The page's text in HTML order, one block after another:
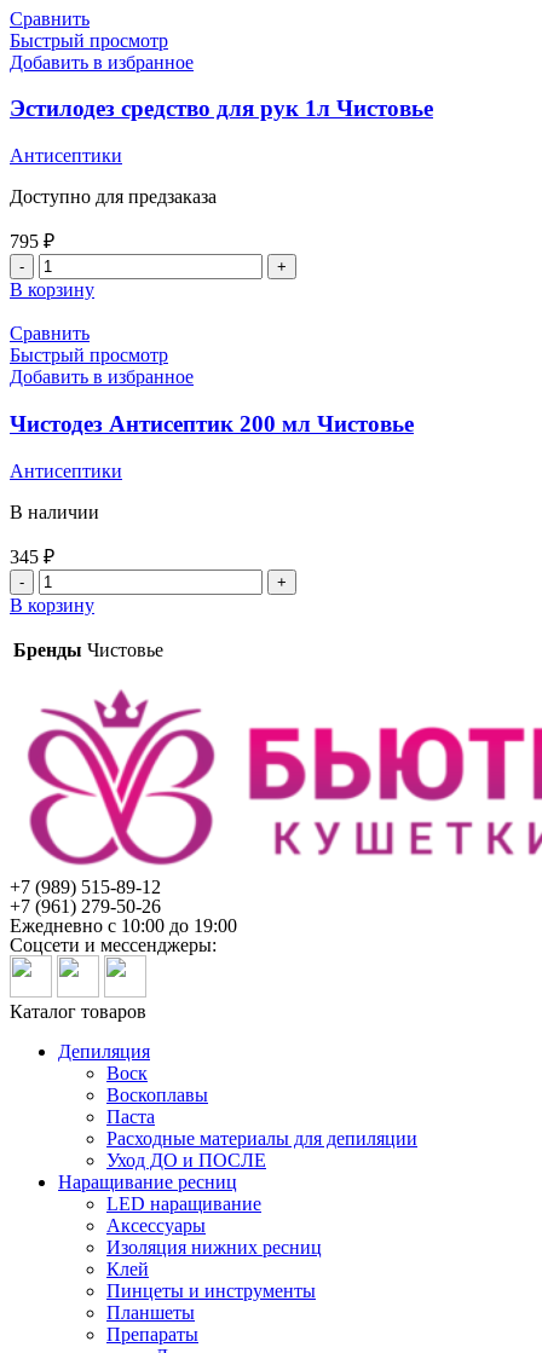
200
мл
Чистовье
Сравнить
Быстрый просмотр
Добавить в избранное
Эстилодез средство для рук 1л Чистовье
Антисептики
Доступно для предзаказа
795 ₽
Количество
товара
средство
для
рук
Чистовье
В корзину
Сравнить
Быстрый просмотр
Добавить в избранное
Чистодез Антисептик 200 мл Чистовье
Антисептики
В наличии
345 ₽
Количество
товара
Антисептик
200
Чистовье
В корзину
Бренды Чистовье
+7 (989) 515-89-12
+7 (961) 279-50-26
Ежедневно с 10:00 до 19:00
Соцсети и мессенджеры:
Каталог товаров
Депиляция
Воск
Воскоплавы
Паста
Расходные материалы для депиляции
Уход ДО и ПОСЛЕ
Наращивание ресниц
LED наращивание
Аксессуары
Изоляция нижних ресниц
Клей
Пинцеты и инструменты
Планшеты
Препараты